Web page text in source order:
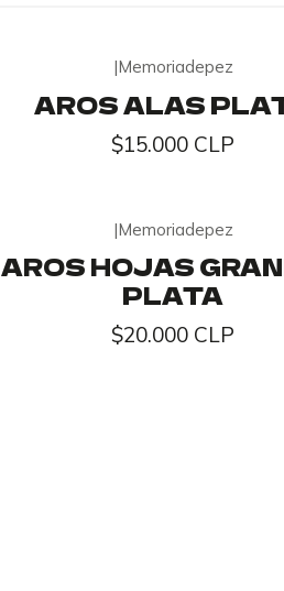
|Memoriadepez
AROS ALAS
$15.000 CLP
|Memoriadepez
AROS HOJAS
PLATA
$20.000 CLP